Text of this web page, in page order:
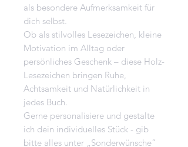
als besondere Aufmerksamkeit für
dich selbst.
Ob als stilvolles Lesezeichen, kleine
Motivation im Alltag oder
persönliches Geschenk – diese Holz-
Lesezeichen bringen Ruhe,
Achtsamkeit und Natürlichkeit in
jedes Buch.
Gerne personalisiere und gestalte
ich dein individuelles Stück - gib
bitte alles unter „Sonderwünsche“